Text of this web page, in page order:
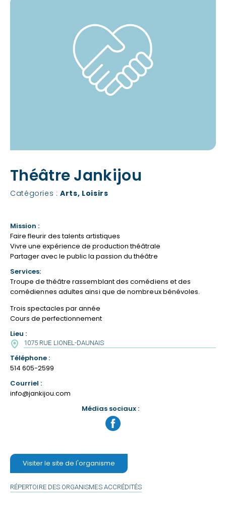
Théâtre Jankijou
Catégories :Arts, Loisirs
Mission :
Faire fleurir des talents artistiques
Vivre une expérience de production théâtrale
Partager avec le public la passion du théâtre
Services:
Troupe de théâtre rassemblant des comédiens et des
comédiennes adultes ainsi que de nombreux bénévoles.
Trois spectacles par année
Cours de perfectionnement
Lieu :
1075 RUE LIONEL-DAUNAIS
Téléphone :
514 605-2599
Courriel :
info@jankijou.com
Médias sociaux :
Visiter
page
facebook
Visiter le site de l'organisme
RÉPERTOIRE DES ORGANISMES ACCRÉDITÉS